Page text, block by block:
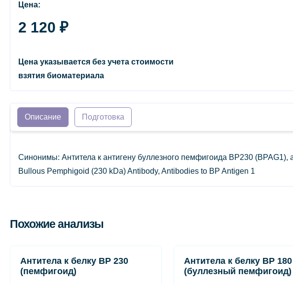
Цена:
2 120 ₽
Цена указывается без учета стоимости
взятия биоматериала
Описание Подготовка
Синонимы: Антитела к антигену буллезного пемфигоида BP230
Bullous Pemphigoid (230 kDa) Antibody, Antibodies to BP Antigen 1
Похожие анализы
Антитела к белку ВР 230
(пемфигоид)
Антитела к белку ВР 180
(буллезный пемфигоид)